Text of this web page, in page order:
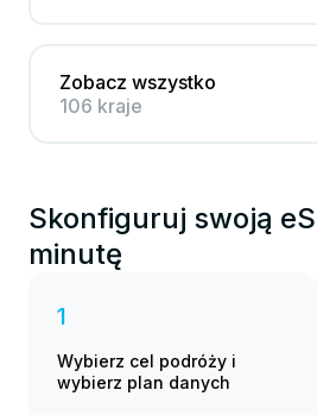
Zobacz wszystko
106 kraje
Skonfiguruj swoją
minutę
1
Wybierz cel podróży i
wybierz plan danych